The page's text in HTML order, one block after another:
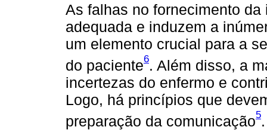
As falhas no fornecimento
adequada e induzem a
um elemento crucial para a
do paciente6. Além disso, a
incertezas do enfermo e
Logo, há princípios que
preparação da comunicação5.